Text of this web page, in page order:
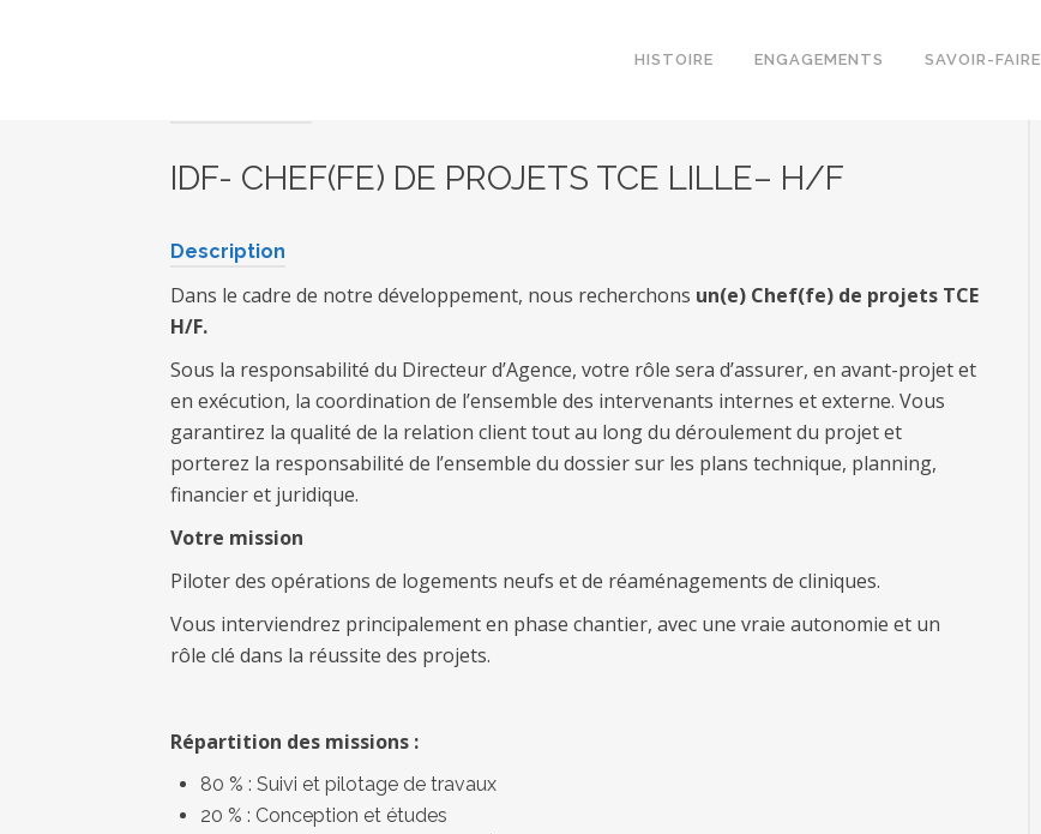
HISTOIRE ENGAGEMENTS SAVOIR-FAIRE
IDF- CHEF(FE) DE PROJETS TCE LILLE– H/F
Description
Dans le cadre de notre développement, nous recherchons un(e) Chef(fe) de projets TCE
H/F.
Sous la responsabilité du Directeur d’Agence, votre rôle sera d’assurer, en avant-projet et
en exécution, la coordination de l’ensemble des intervenants internes et externe. Vous
garantirez la qualité de la relation client tout au long du déroulement du projet et
porterez la responsabilité de l’ensemble du dossier sur les plans technique, planning,
financier et juridique.
Votre mission
Piloter des opérations de logements neufs et de réaménagements de cliniques.
Vous interviendrez principalement en phase chantier, avec une vraie autonomie et un
rôle clé dans la réussite des projets.
Répartition des missions :
80 % : Suivi et pilotage de travaux
20 % : Conception et études